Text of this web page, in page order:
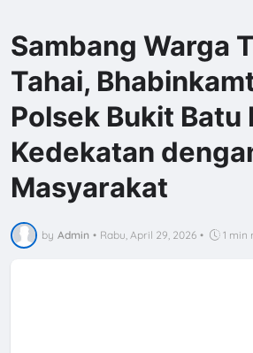
Sambang Warga
Tahai,
Polsek Bukit Batu
Kedekatan
Masyarakat
by Admin • Rabu, April 29, 2026 • 1 min